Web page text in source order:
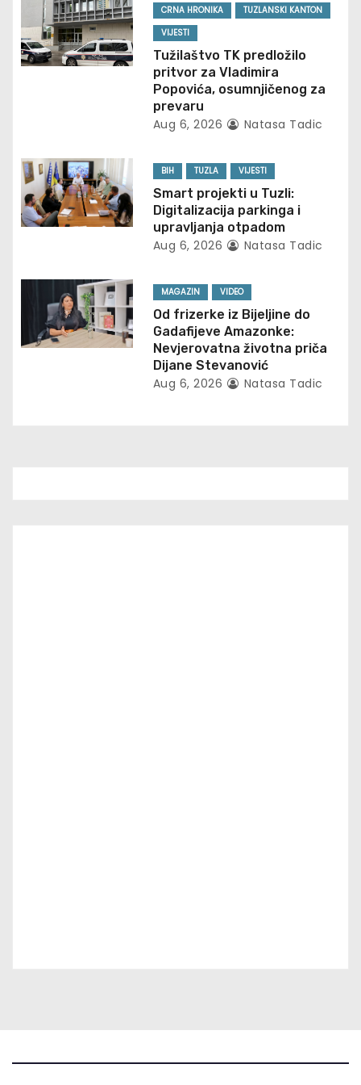
v
i
t
i
o
CRNA HRONIKA
TUZLANSKI KANTON
VIJESTI
Tužilaštvo TK predložilo
pritvor za Vladimira
Popovića, osumnjičenog za
prevaru
Aug 6, 2026 Natasa Tadic
BIH TUZLA VIJESTI
Smart projekti u Tuzli:
Digitalizacija parkinga i
upravljanja otpadom
Aug 6, 2026 Natasa Tadic
MAGAZIN VIDEO
Od frizerke iz Bijeljine do
Gadafijeve Amazonke:
Nevjerovatna životna priča
Dijane Stevanović
Aug 6, 2026 Natasa Tadic